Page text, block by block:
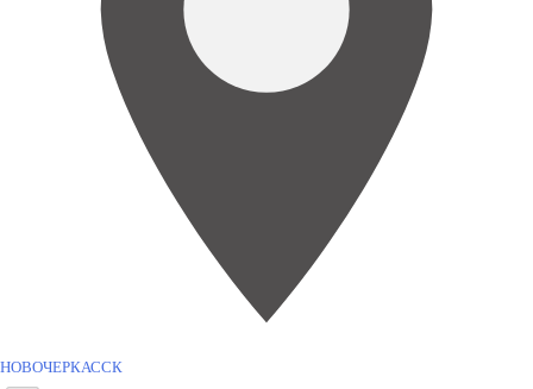
НОВОЧЕРКАССК